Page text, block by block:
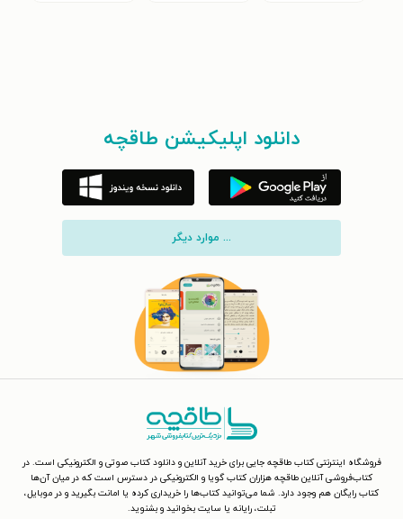
دانلود اپلیکیشن طاقچه
... موارد دیگر
فروشگاه اینترنتی کتاب طاقچه جایی برای خرید آنلاین و دانلود کتاب صوتی و الکترونیکی است. در
کتاب‌فروشی آنلاین طاقچه هزاران کتاب گویا و الکترونیکی در دسترس است که در میان آن‌ها
کتاب رایگان هم وجود دارد. شما می‌توانید کتاب‌ها را خریداری کرده یا امانت بگیرید و در موبایل،
تبلت، رایانه یا سایت بخوانید و بشنوید.